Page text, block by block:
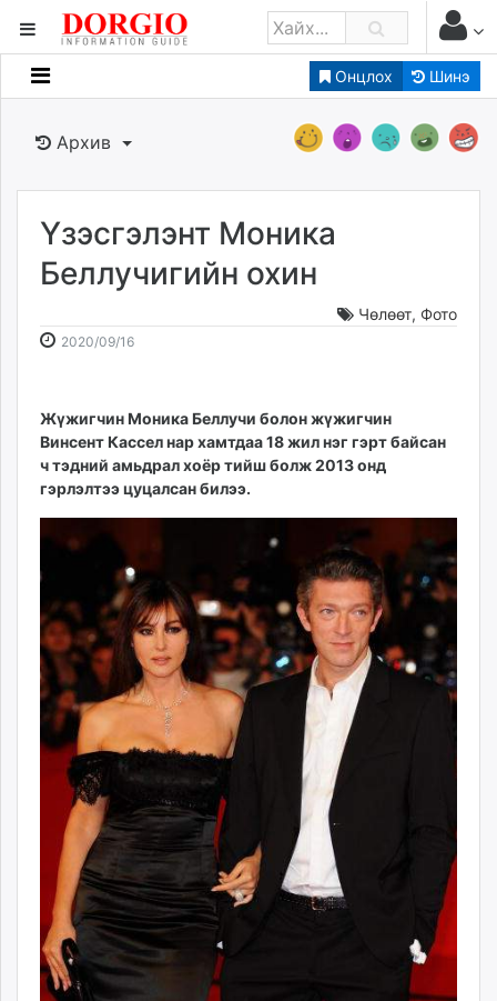
Онцлох Шинэ
Мэдээллийн
Банк санхүү
Бизнес ААН
Төрийн
Gogo.mn
zindaa.mn
Baabar.mn
tovch.mn
ikon.mn
mnb.mn
Livetv.mn
Eguur.mn
24tsag.mn
shuud.mn
eagle.mn
ergelt.mn
zarig.mn
today.mn
zuv.mn
mminfo.mn
ugluu.mn
urlag.mn
unen.mn
asu.mn
shudarga.mn
shuurhai.mn
Архив
Үзэсгэлэнт Моника
Беллучигийн охин
Чөлөөт, Фото
2020/09/162020-
18:16:07
2026-
12:30:13
Жүжигчин Моника Беллучи болон жүжигчин
Винсент Кассел нар хамтдаа 18 жил нэг гэрт байсан
ч тэдний амьдрал хоёр тийш болж 2013 онд
гэрлэлтээ цуцалсан билээ.